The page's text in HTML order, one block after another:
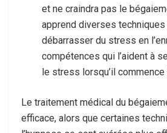
et ne craindra pas le
apprend diverses
débarrasser du stress en
compétences qui l’aident à
le stress lorsqu’il commence
Le traitement médical du
efficace, alors que certaines